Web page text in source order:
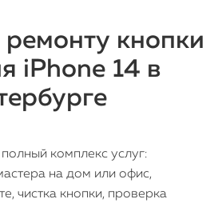
ремонту кнопки
iPhone 14 в
комплекс услуг:
на дом или офис,
чистка кнопки, проверка